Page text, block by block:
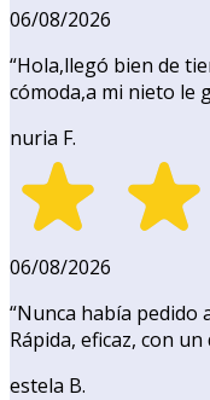
06/08/2026
“Hola,llegó bien de
cómoda,a mi nieto le
nuria F.
06/08/2026
“Nunca había pedido
Rápida, eficaz, con
estela B.